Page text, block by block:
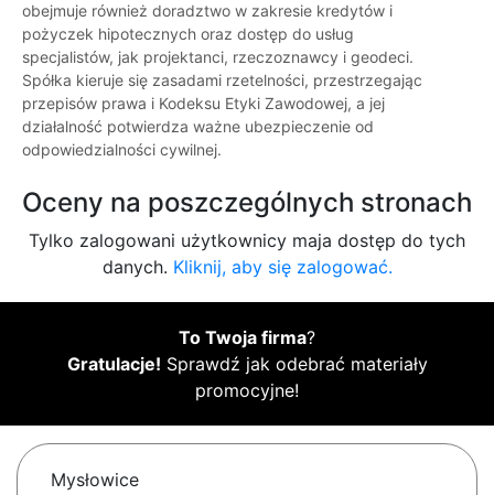
obejmuje również doradztwo w zakresie kredytów i
pożyczek hipotecznych oraz dostęp do usług
specjalistów, jak projektanci, rzeczoznawcy i geodeci.
Spółka kieruje się zasadami rzetelności, przestrzegając
przepisów prawa i Kodeksu Etyki Zawodowej, a jej
działalność potwierdza ważne ubezpieczenie od
odpowiedzialności cywilnej.
Oceny na poszczególnych stronach
Tylko zalogowani użytkownicy maja dostęp do tych
danych. Kliknij, aby się zalogować.
To Twoja firma?
Gratulacje! Sprawdź jak odebrać materiały
promocyjne!
Mysłowice